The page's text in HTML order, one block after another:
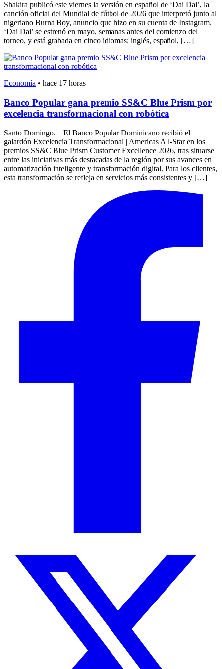
Shakira publicó este viernes la versión en español de ‘Dai Dai’, la
canción oficial del Mundial de fútbol de 2026 que interpretó junto al
nigeriano Burna Boy, anuncio que hizo en su cuenta de Instagram.
‘Dai Dai’ se estrenó en mayo, semanas antes del comienzo del
torneo, y está grabada en cinco idiomas: inglés, español, […]
Economía • hace 17 horas
Banco Popular gana premio SS&C Blue Prism por
excelencia transformacional con robótica
Santo Domingo. – El Banco Popular Dominicano recibió el
galardón Excelencia Transformacional | Americas All-Star en los
premios SS&C Blue Prism Customer Excellence 2026, tras situarse
entre las iniciativas más destacadas de la región por sus avances en
automatización inteligente y transformación digital. Para los clientes,
esta transformación se refleja en servicios más consistentes y […]